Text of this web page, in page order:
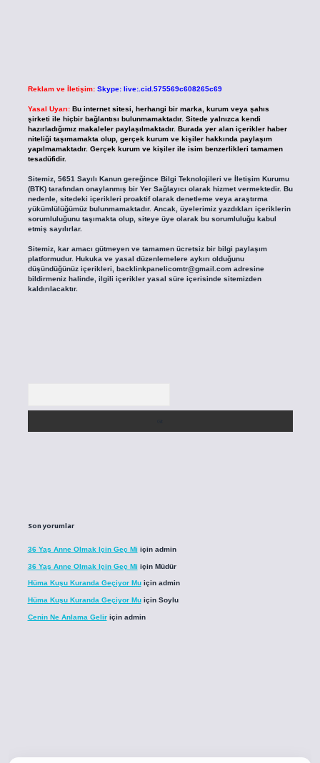
Reklam ve İletişim: Skype: live:.cid.575569c608265c69
Yasal Uyarı: Bu internet sitesi, herhangi bir marka, kurum veya şahıs
şirketi ile hiçbir bağlantısı bulunmamaktadır. Sitede yalnızca kendi
hazırladığımız makaleler paylaşılmaktadır. Burada yer alan içerikler haber
niteliği taşımamakta olup, gerçek kurum ve kişiler hakkında paylaşım
yapılmamaktadır. Gerçek kurum ve kişiler ile isim benzerlikleri tamamen
tesadüfidir.
Sitemiz, 5651 Sayılı Kanun gereğince Bilgi Teknolojileri ve İletişim Kurumu
(BTK) tarafından onaylanmış bir Yer Sağlayıcı olarak hizmet vermektedir. Bu
nedenle, sitedeki içerikleri proaktif olarak denetleme veya araştırma
yükümlülüğümüz bulunmamaktadır. Ancak, üyelerimiz yazdıkları içeriklerin
sorumluluğunu taşımakta olup, siteye üye olarak bu sorumluluğu kabul
etmiş sayılırlar.
Sitemiz, kar amacı gütmeyen ve tamamen ücretsiz bir bilgi paylaşım
platformudur. Hukuka ve yasal düzenlemelere aykırı olduğunu
düşündüğünüz içerikleri, backlinkpanelicomtr@gmail.comadresine
bildirmeniz halinde, ilgili içerikler yasal süre içerisinde sitemizden
kaldırılacaktır.
Son yorumlar
36 Yaş Anne Olmak Için Geç Mi için admin
36 Yaş Anne Olmak Için Geç Mi için Müdür
Hüma Kuşu Kuranda Geçiyor Muiçin admin
Hüma Kuşu Kuranda Geçiyor Muiçin Soylu
Cenin Ne Anlama Geliriçin admin